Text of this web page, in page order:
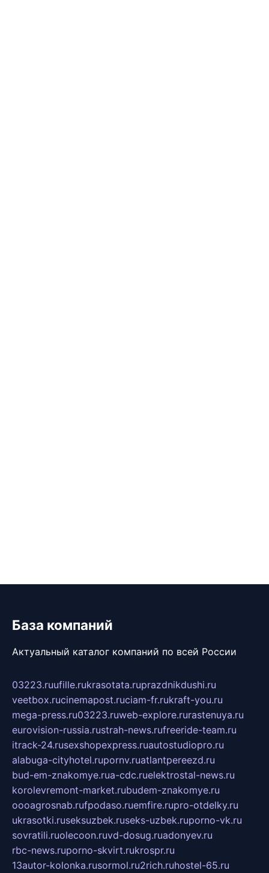
База компаний
Актуальный каталог компаний по всей России
03223.ruufille.rukrasotata.ruprazdnikdushi.ru
veetbox.rucinemapost.ruciam-fr.rukraft-you.ru
mega-press.ru03223.ruweb-explore.rurastenuya.ru
eurovision-russia.rustrah-news.rufreeride-team.ru
itrack-24.rusexshopexpress.ruautostudiopro.ru
alabuga-cityhotel.rupornv.ruatlantpereezd.ru
bud-em-znakomye.rua-cdc.ruelektrostal-news.ru
korolevremont-market.rubudem-znakomye.ru
oooagrosnab.rufpodaso.ruemfire.rupro-otdelky.ru
ukrasotki.ruseksuzbek.ruseks-uzbek.ruporno-vk.ru
sovratili.ruolecoon.ruvd-dosug.ruadonyev.ru
rbc-news.ruporno-skvirt.rukrospr.ru
13autor-kolonka.rusormol.ru2rich.ruhostel-65.ru